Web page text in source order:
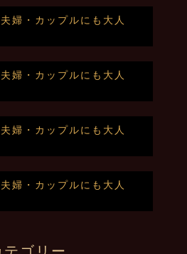
婦・カップルにも大人
婦・カップルにも大人
婦・カップルにも大人
婦・カップルにも大人